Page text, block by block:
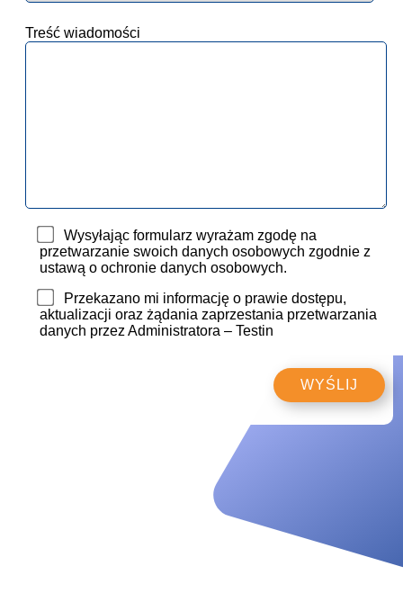
Treść wiadomości
Wysyłając formularz wyrażam zgodę na
przetwarzanie swoich danych osobowych zgodnie z
ustawą o ochronie danych osobowych.
Przekazano mi informację o prawie dostępu,
aktualizacji oraz żądania zaprzestania przetwarzania
danych przez Administratora – Testin